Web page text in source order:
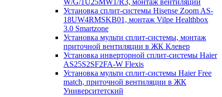
W/G/1U25MW1/R3, монтаж вентиляции
Установка сплит-системы Hisense Zoom AS-
18UW4RMSKB01, монтаж Vilpe Healthbox
3.0 Smartzone
Установка мульти сплит-системы, монтаж
приточной вентиляции в ЖК Клевер
Установка инверторной сплит-системы Haier
AS25S2SF2FA-W Flexis
Установка мульти сплит-системы Haier Free
match, приточной вентиляции в ЖК
Университетский